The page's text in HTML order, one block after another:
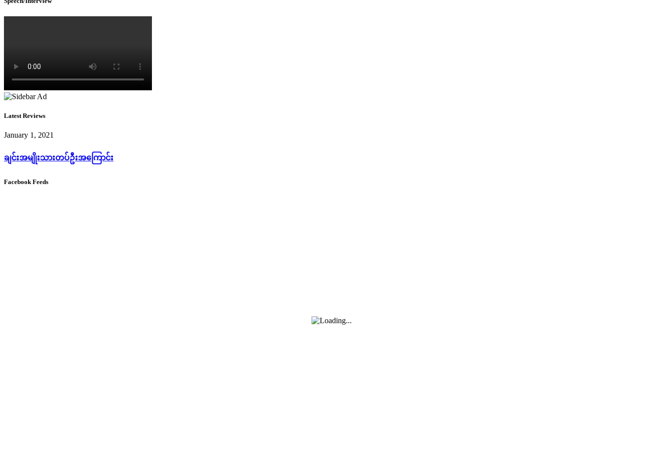
Latest Reviews
January 1, 2021
ချင်းအမျိုးသားတပ်ဦးအကြောင်း
Facebook Feeds